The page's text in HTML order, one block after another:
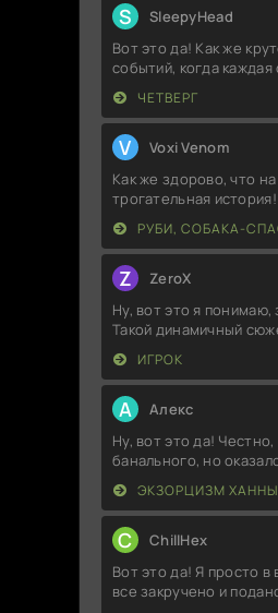
S SleepyHead
Вот это да! Как же
событий, когда каждая
ЧЕТВЕРГ
V Voxi Venom
Как же здорово, что
трогательная
РУБИ, СОБАКА-
Z ZeroX
Ну, вот это я понимаю,
Такой динамичный
ИГРОК
А Алекс
Ну, вот это да!
банального, но
ЭКЗОРЦИЗМ
C ChillHex
Вот это да! Я просто в
все закручено и